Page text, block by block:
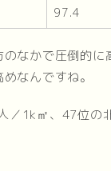
97.4
なかで圧倒的に
なんですね。
／1k㎡、47位の